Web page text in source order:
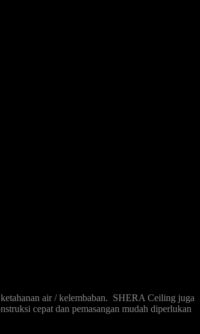
air / kelembaban. SHERA Ceiling juga
cepat dan pemasangan mudah diperlukan